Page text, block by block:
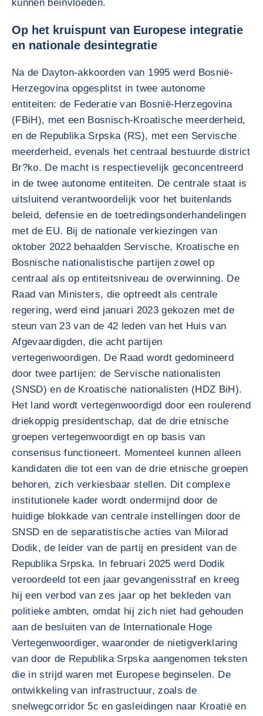
kunnen beïnvloeden.
Op het kruispunt van Europese integratie
en nationale desintegratie
Na de Dayton-akkoorden van 1995 werd Bosnië-
Herzegovina opgesplitst in twee autonome
entiteiten: de Federatie van Bosnië-Herzegovina
(FBiH), met een Bosnisch-Kroatische meerderheid,
en de Republika Srpska (RS), met een Servische
meerderheid, evenals het centraal bestuurde district
Br?ko. De macht is respectievelijk geconcentreerd
in de twee autonome entiteiten. De centrale staat is
uitsluitend verantwoordelijk voor het buitenlands
beleid, defensie en de toetredingsonderhandelingen
met de EU. Bij de nationale verkiezingen van
oktober 2022 behaalden Servische, Kroatische en
Bosnische nationalistische partijen zowel op
centraal als op entiteitsniveau de overwinning. De
Raad van Ministers, die optreedt als centrale
regering, werd eind januari 2023 gekozen met de
steun van 23 van de 42 leden van het Huis van
Afgevaardigden, die acht partijen
vertegenwoordigen. De Raad wordt gedomineerd
door twee partijen: de Servische nationalisten
(SNSD) en de Kroatische nationalisten (HDZ BiH).
Het land wordt vertegenwoordigd door een roulerend
driekoppig presidentschap, dat de drie etnische
groepen vertegenwoordigt en op basis van
consensus functioneert. Momenteel kunnen alleen
kandidaten die tot een van de drie etnische groepen
behoren, zich verkiesbaar stellen. Dit complexe
institutionele kader wordt ondermijnd door de
huidige blokkade van centrale instellingen door de
SNSD en de separatistische acties van Milorad
Dodik, de leider van de partij en president van de
Republika Srpska. In februari 2025 werd Dodik
veroordeeld tot een jaar gevangenisstraf en kreeg
hij een verbod van zes jaar op het bekleden van
politieke ambten, omdat hij zich niet had gehouden
aan de besluiten van de Internationale Hoge
Vertegenwoordiger, waaronder de nietigverklaring
van door de Republika Srpska aangenomen teksten
die in strijd waren met Europese beginselen. De
ontwikkeling van infrastructuur, zoals de
snelwegcorridor 5c en gasleidingen naar Kroatië en